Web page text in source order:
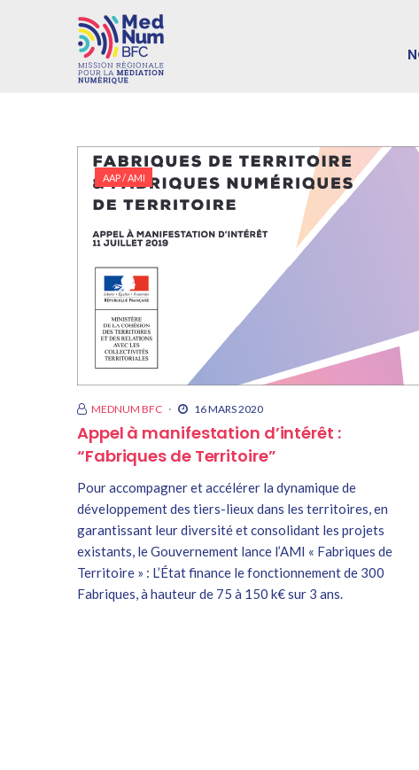
AAP / AMI
MEDNUM BFC 16 MARS 2020
Appel à manifestation d’intérêt :
“Fabriques de Territoire”
Pour accompagner et accélérer la dynamique de
développement des tiers-lieux dans les territoires, en
garantissant leur diversité et consolidant les projets
existants, le Gouvernement lance l’AMI « Fabriques de
Territoire » : L’État finance le fonctionnement de 300
Fabriques, à hauteur de 75 à 150 k€ sur 3 ans.